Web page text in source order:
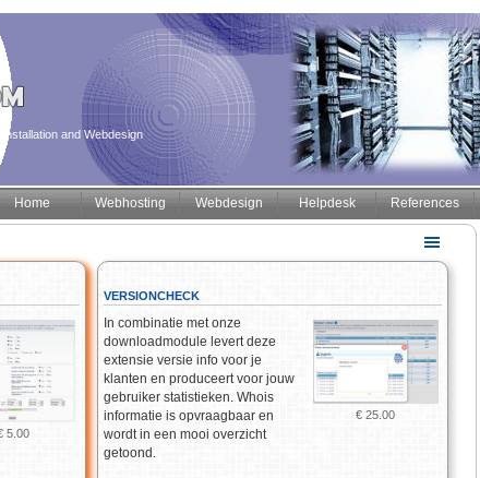
installation and Webdesign
Home Webhosting Webdesign Helpdesk References
5.00
VERSIONCHECK
In combinatie met onze
downloadmodule levert deze
extensie versie info voor je
klanten en produceert voor jouw
gebruiker statistieken. Whois
informatie is opvraagbaar en
wordt in een mooi overzicht
getoond.
€ 25.00